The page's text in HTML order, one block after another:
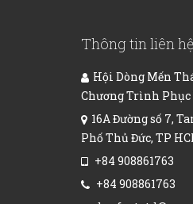
Thông tin liên hệ
Hội Dòng Mến
Chương Trình
16A Đường số 7,
Phố Thủ Đức, TP
+84 908861763
+84 908861763